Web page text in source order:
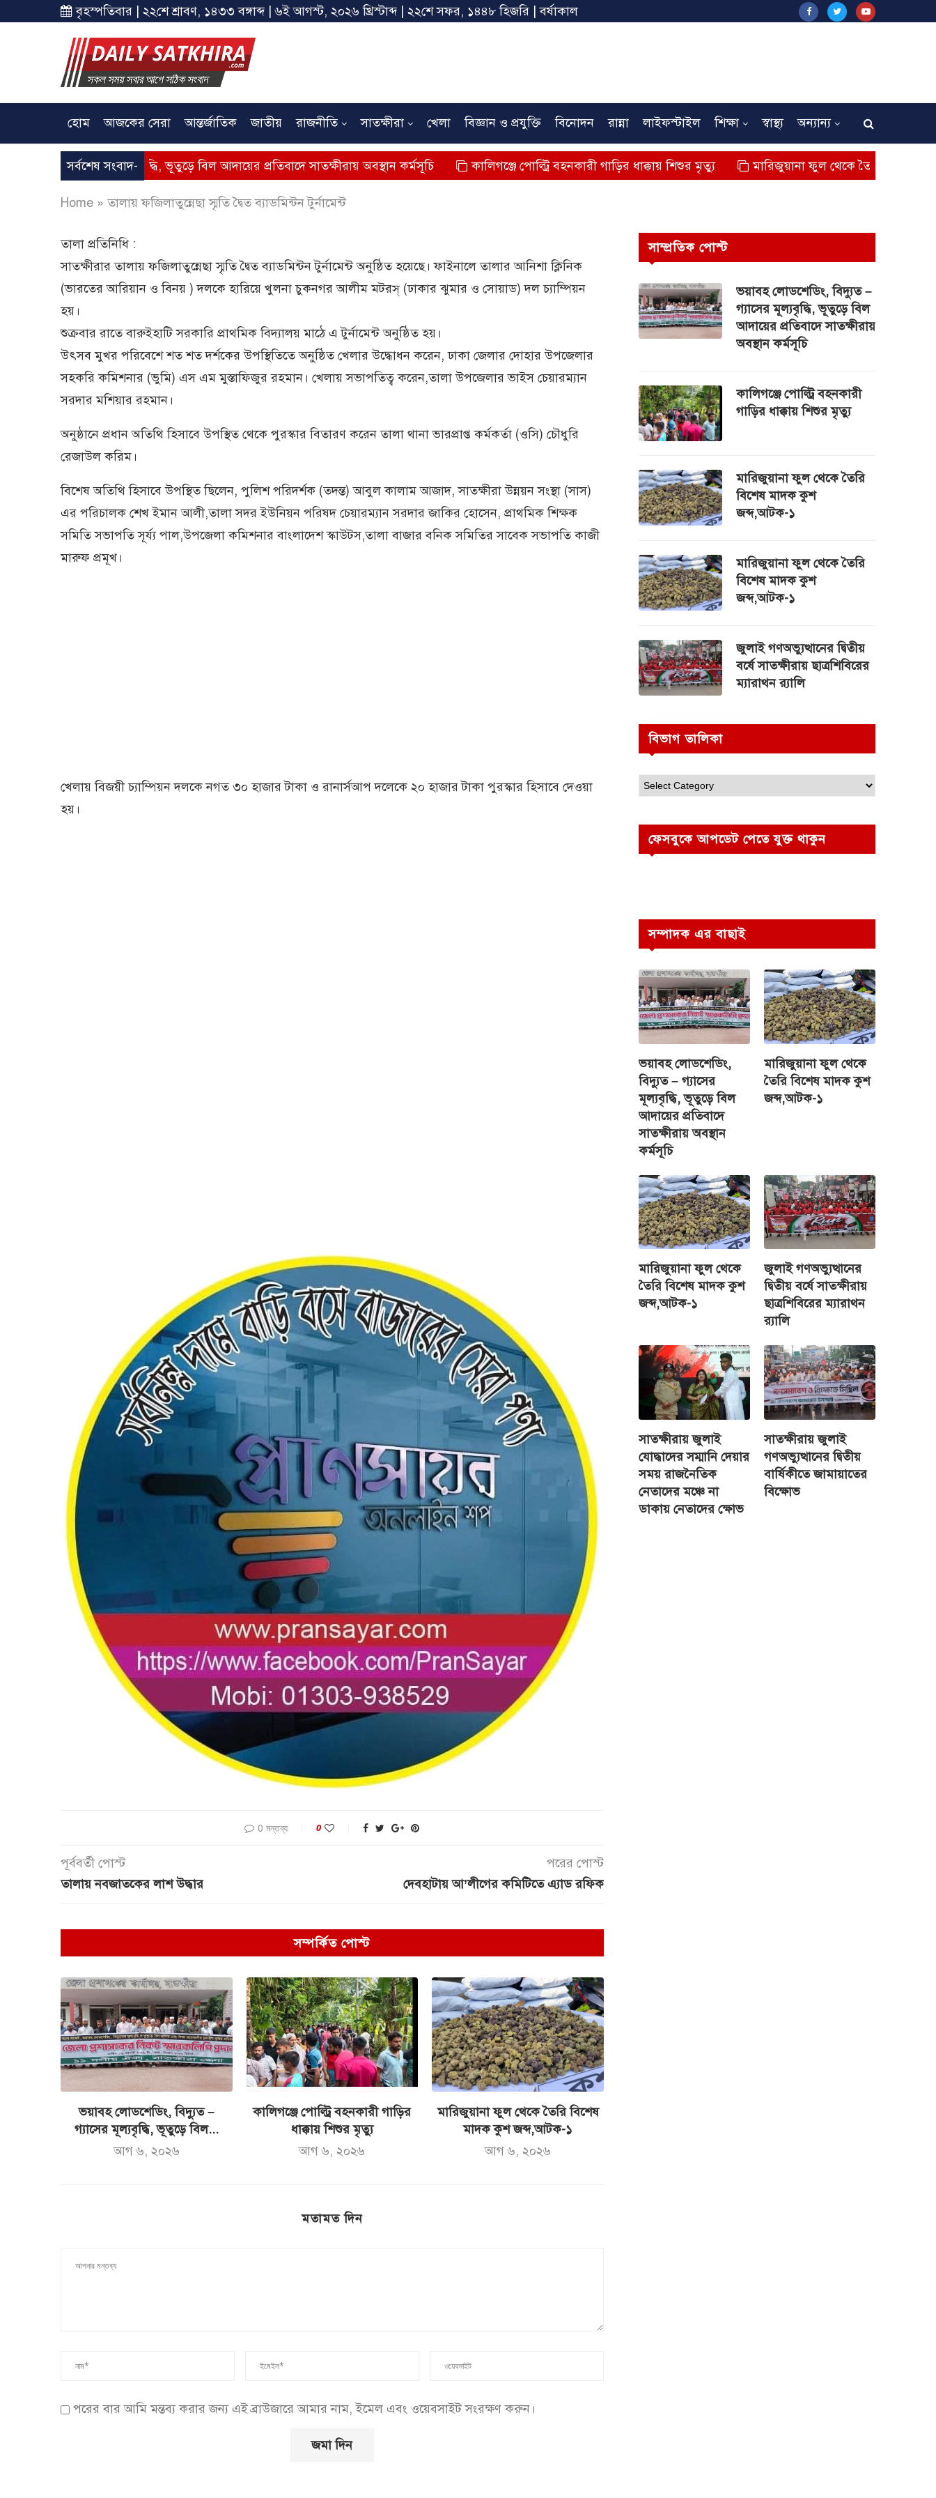
বৃহস্পতিবার | ২২শে শ্রাবণ, ১৪৩৩ বঙ্গাব্দ | ৬ই আগস্ট, ২০২৬ খ্রিস্টাব্দ | ২২শে সফর, ১৪৪৮ হিজরি | বর্ষাকাল
হোম আজকের সেরা আন্তর্জাতিক জাতীয় রাজনীতি সাতক্ষীরা খেলা বিজ্ঞান ও প্রযুক্তি বিনোদন রান্না লাইফস্টাইল শিক্ষা স্বাস্থ্য অন্যান্য
সর্বশেষ সংবাদ-
– গ্যাসের মূল্যবৃদ্ধি, ভূতুড়ে বিল আদায়ের প্রতিবাদে সাতক্ষীরায় অবস্থান কর্মসূচি কালিগঞ্জে পোল্ট্রি বহনকারী গাড়ির ধাক্কায় শিশুর মৃত্যু মারিজুয়ানা ফুল থেকে তৈরি বিশেষ মাদক কুশ
Home »তালায় ফজিলাতুন্নেছা স্মৃতি দ্বৈত ব্যাডমিন্টন টুর্নামেন্ট
তালা প্রতিনিধি :
সাতক্ষীরার তালায় ফজিলাতুন্নেছা স্মৃতি দ্বৈত ব্যাডমিন্টন টুর্নামেন্ট অনুষ্ঠিত হয়েছে। ফাইনালে তালার আনিশা ক্লিনিক
(ভারতের আরিয়ান ও বিনয় ) দলকে হারিয়ে খুলনা চুকনগর আলীম মটরস্ (ঢাকার ঝুমার ও সোয়াড) দল চ্যাম্পিয়ন
হয়।
শুক্রবার রাতে বারুইহাটি সরকারি প্রাথমিক বিদ্যালয় মাঠে এ টুর্নামেন্ট অনুষ্ঠিত হয়।
উৎসব মুখর পরিবেশে শত শত দর্শকের উপস্থিতিতে অনুষ্ঠিত খেলার উদ্ধোধন করেন, ঢাকা জেলার দোহার উপজেলার
সহকরি কমিশনার (ভুমি) এস এম মুস্তাফিজুর রহমান। খেলায় সভাপতিত্ব করেন,তালা উপজেলার ভাইস চেয়ারম্যান
সরদার মশিয়ার রহমান।
অনুষ্ঠানে প্রধান অতিথি হিসাবে উপস্থিত থেকে পুরস্কার বিতারণ করেন তালা থানা ভারপ্রাপ্ত কর্মকর্তা (ওসি) চৌধুরি
রেজাউল করিম।
বিশেষ অতিথি হিসাবে উপস্থিত ছিলেন, পুলিশ পরিদর্শক (তদন্ত) আবুল কালাম আজাদ, সাতক্ষীরা উন্নয়ন সংস্থা (সাস)
এর পরিচালক শেখ ইমান আলী,তালা সদর ইউনিয়ন পরিষদ চেয়ারম্যান সরদার জাকির হোসেন, প্রাথমিক শিক্ষক
সমিতি সভাপতি সূর্য্য পাল,উপজেলা কমিশনার বাংলাদেশ স্কাউটস,তালা বাজার বনিক সমিতির সাবেক সভাপতি কাজী
মারুফ প্রমূখ।
খেলায় বিজয়ী চ্যাম্পিয়ন দলকে নগত ৩০ হাজার টাকা ও রানার্সআপ দলেকে ২০ হাজার টাকা পুরস্কার হিসাবে দেওয়া
হয়।
0 মন্তব্য 0
পূর্ববর্তী পোস্ট
তালায় নবজাতকের লাশ উদ্ধার
পরের পোস্ট
দেবহাটায় আ’লীগের কমিটিতে এ্যাড রফিক
সম্পর্কিত পোস্ট
ভয়াবহ লোডশেডিং, বিদ্যুত –
গ্যাসের মূল্যবৃদ্ধি, ভূতুড়ে বিল...
আগ ৬, ২০২৬
কালিগঞ্জে পোল্ট্রি বহনকারী গাড়ির
ধাক্কায় শিশুর মৃত্যু
আগ ৬, ২০২৬
মারিজুয়ানা ফুল থেকে তৈরি বিশেষ
মাদক কুশ জব্দ,আটক-১
আগ ৬, ২০২৬
মতামত দিন
পরের বার আমি মন্তব্য করার জন্য এই ব্রাউজারে আমার নাম, ইমেল এবং ওয়েবসাইট সংরক্ষণ করুন।
সাম্প্রতিক পোস্ট
ভয়াবহ লোডশেডিং, বিদ্যুত –
গ্যাসের মূল্যবৃদ্ধি, ভূতুড়ে বিল
আদায়ের প্রতিবাদে সাতক্ষীরায়
অবস্থান কর্মসূচি
কালিগঞ্জে পোল্ট্রি বহনকারী
গাড়ির ধাক্কায় শিশুর মৃত্যু
মারিজুয়ানা ফুল থেকে তৈরি
বিশেষ মাদক কুশ
জব্দ,আটক-১
মারিজুয়ানা ফুল থেকে তৈরি
বিশেষ মাদক কুশ
জব্দ,আটক-১
জুলাই গণঅভ্যুত্থানের দ্বিতীয়
বর্ষে সাতক্ষীরায় ছাত্রশিবিরের
ম্যারাথন র‌্যালি
বিভাগ তালিকা
ফেসবুকে আপডেট পেতে যুক্ত থাকুন
সম্পাদক এর বাছাই
ভয়াবহ লোডশেডিং,
বিদ্যুত – গ্যাসের
মূল্যবৃদ্ধি, ভূতুড়ে বিল
আদায়ের প্রতিবাদে
সাতক্ষীরায় অবস্থান
কর্মসূচি
মারিজুয়ানা ফুল থেকে
তৈরি বিশেষ মাদক কুশ
জব্দ,আটক-১
মারিজুয়ানা ফুল থেকে
তৈরি বিশেষ মাদক কুশ
জব্দ,আটক-১
জুলাই গণঅভ্যুত্থানের
দ্বিতীয় বর্ষে সাতক্ষীরায়
ছাত্রশিবিরের ম্যারাথন
র‌্যালি
সাতক্ষীরায় জুলাই
যোদ্ধাদের সম্মানি দেয়ার
সময় রাজনৈতিক
নেতাদের মঞ্চে না
ডাকায় নেতাদের ক্ষোভ
সাতক্ষীরায় জুলাই
গণঅভ্যুত্থানের দ্বিতীয়
বার্ষিকীতে জামায়াতের
বিক্ষোভ